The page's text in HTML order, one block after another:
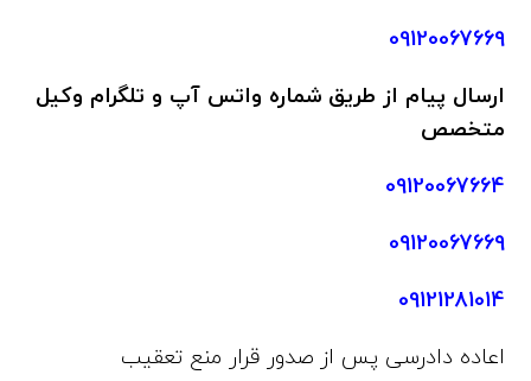
09120067669
ارسال پیام از طریق شماره واتس آپ و تلگرام وکیل
متخصص
09120067664
09120067669
09121281014
اعاده دادرسی پس از صدور قرار منع تعقیب